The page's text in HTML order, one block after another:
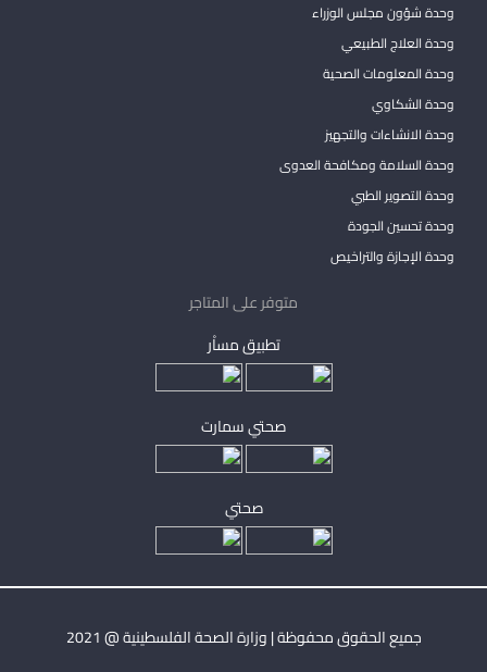
وحدة شؤون مجلس الوزراء
وحدة العلاج الطبيعي
وحدة المعلومات الصحية
وحدة الشكاوي
وحدة الانشاءات والتجهيز
وحدة السلامة ومكافحة العدوى
وحدة التصوير الطبي
وحدة تحسين الجودة
وحدة الإجازة والتراخيص
متوفر على المتاجر
تطبيق مساْر
صحتي سمارت
صحتي
جميع الحقوق محفوظة | وزارة الصحة الفلسطينية @ 2021